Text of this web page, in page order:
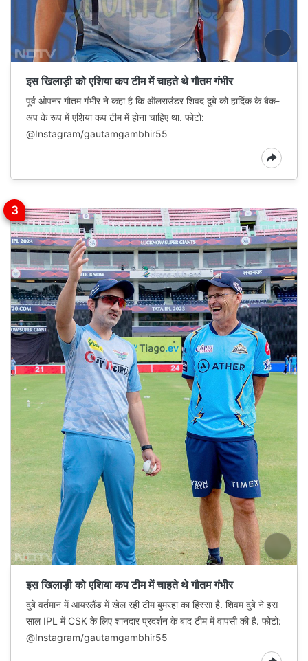
इस खिलाड़ी को एशिया कप टीम में चाहते थे गौतम गंभीर
पूर्व ओपनर गौतम गंभीर ने कहा है कि ऑलराउंडर शिवद दुबे को हार्दिक के बैक-
अप के रूप में एशिया कप टीम में होना चाहिए था. फोटो:
@Instagram/gautamgambhir55
इस खिलाड़ी को एशिया कप टीम में चाहते थे गौतम गंभीर
दुबे वर्तमान में आयरलैंड में खेल रही टीम बुमरहा का हिस्सा है. शिवम दुबे ने इस
साल IPL में CSK के लिए शानदार प्रदर्शन के बाद टीम में वापसी की है. फोटो:
@Instagram/gautamgambhir55